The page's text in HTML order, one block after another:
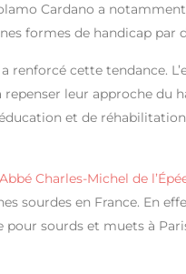
Cardano a
formes de handicap par
a renforcé cette tendance.
repenser leur approche du
et de
Charles-Michel de
sourdes en France. En
sourds et muets à Paris